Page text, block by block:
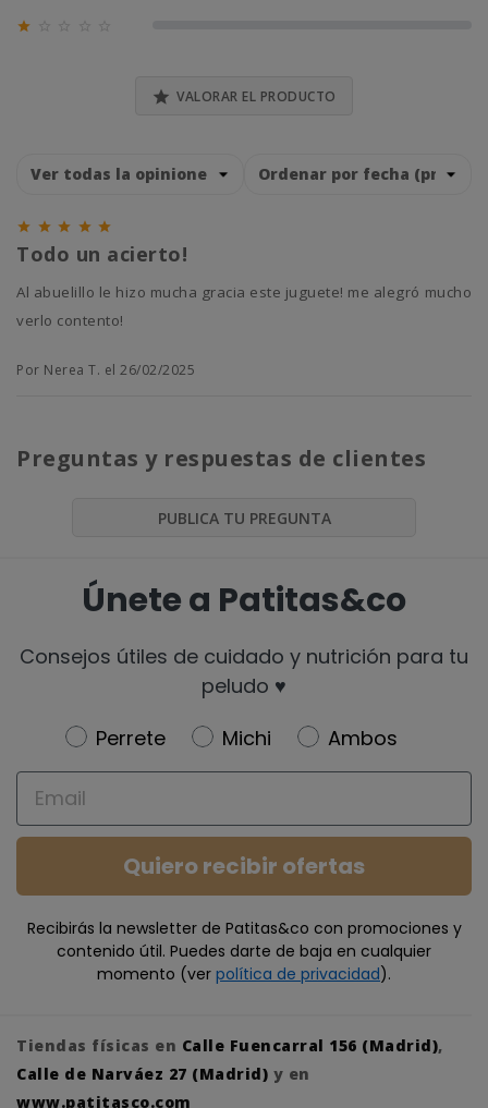

 VALORAR EL PRODUCTO
    
Todo un acierto!
Al abuelillo le hizo mucha gracia este juguete! me alegró mucho
verlo contento!
Por Nerea T. el 26/02/2025
Preguntas y respuestas de clientes
PUBLICA TU PREGUNTA
Únete a Patitas&co
Consejos útiles de cuidado y nutrición para tu
peludo ♥️
Newsletter
Perrete Michi
Ambos
Email
Quiero recibir ofertas
Recibirás la newsletter de Patitas&co con promociones y
contenido útil. Puedes darte de baja en cualquier
momento (ver política de privacidad).
Tiendas físicas en Calle Fuencarral 156 (Madrid),
Calle de Narváez 27 (Madrid) y en
www.patitasco.com